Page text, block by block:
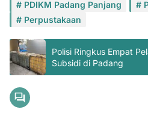
PDIKM Padang Panjang
Perpustakaan
Polisi Ringkus Empat
Subsidi di Padang